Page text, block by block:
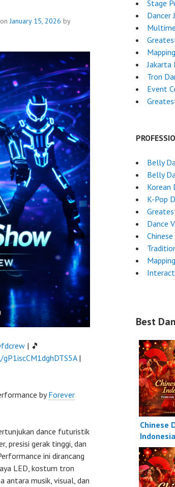
onJanuary 15, 2026 by
| 🎵
|
byForever
dance futuristik
presisi gerak tinggi, dan
ini dirancang
LED, kostum tron
antara musik, visual, dan
Stage
Dancer
Jakarta
Tron
Event
Belly
Belly
Korean
K-Pop
Dance
Best
Chinese
Indonesia